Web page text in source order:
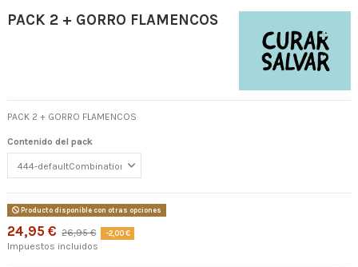
PACK 2 + GORRO FLAMENCOS
PACK 2 + GORRO FLAMENCOS
Contenido del pack
Producto disponible con otras opciones
24,95 € 26,95 € -2,00 €
Impuestos incluidos